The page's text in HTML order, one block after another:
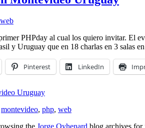
PHPday al cual los quiero invitar. El
y Uruguay que en 18 charlas en 3 salas
Pinterest LinkedIn
Uruguay
montevideo, php, web
the Jorge Oyhenard blog archives for